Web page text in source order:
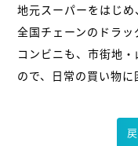
地元スーパーをはじめ
全国チェーンのドラッ
コンビニも、市街地
ので、日常の買い物に